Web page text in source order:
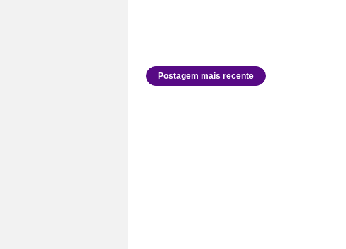
Postagem mais recente